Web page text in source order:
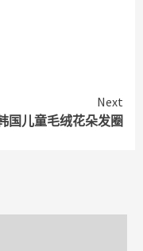
Next
国儿童毛绒花朵发圈